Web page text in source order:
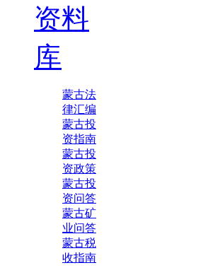
资料
库
蒙古法
律汇编
蒙古投
资指南
蒙古投
资政策
蒙古投
资问答
蒙古矿
业问答
蒙古税
收指南